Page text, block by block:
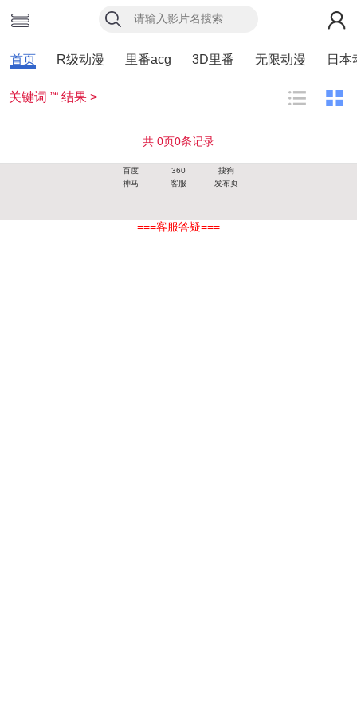
首页 R级动漫 里番acg 3D里番 无限动漫 日本
关键词 ”“ 结果 >
共 0页0条记录
百度 360
搜狗
神马
客服 发布页
===客服答疑===